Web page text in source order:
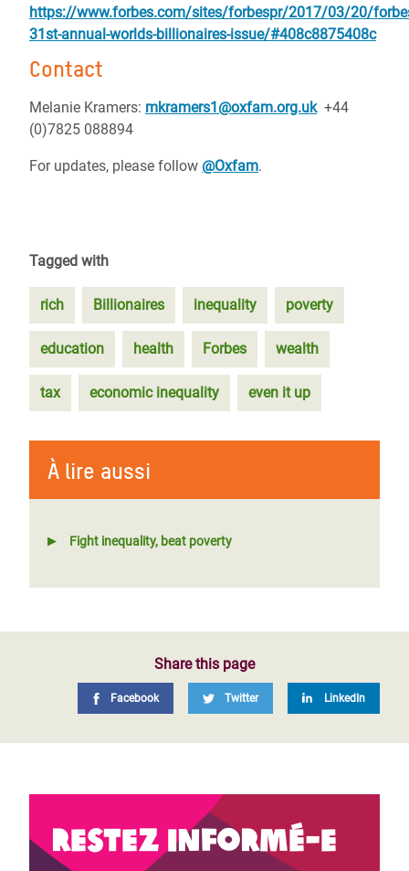
https://www.forbes.com/sites/forbespr/2017/03/20/
31st-annual-worlds-billionaires-issue/#408c8875408c
Contact
Melanie Kramers: mkramers1@oxfam.org.uk+44
(0)7825 088894
For updates, please follow @Oxfam.
Tagged with
rich Billionaires inequality poverty
education health Forbes wealth
tax economic inequality even it up
À lire aussi
Fight inequality, beat poverty
Share this page
Facebook Twitter LinkedIn
Restez informé-e